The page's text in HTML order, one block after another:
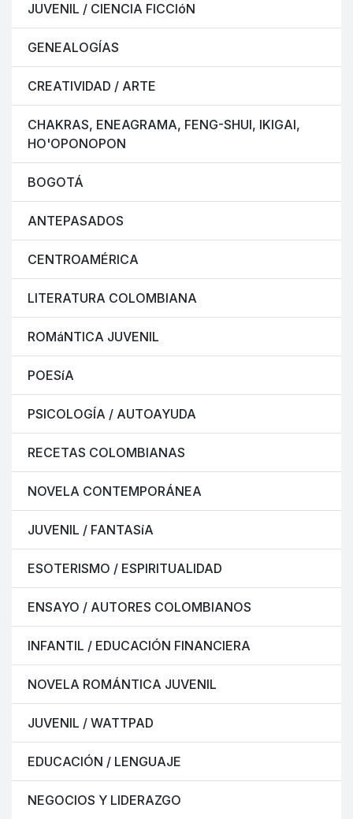
JUVENIL / CIENCIA FICCIóN
GENEALOGÍAS
CREATIVIDAD / ARTE
CHAKRAS, ENEAGRAMA, FENG-SHUI, IKIGAI,
HO'OPONOPON
BOGOTÁ
ANTEPASADOS
CENTROAMÉRICA
LITERATURA COLOMBIANA
ROMáNTICA JUVENIL
POESíA
PSICOLOGÍA / AUTOAYUDA
RECETAS COLOMBIANAS
NOVELA CONTEMPORÁNEA
JUVENIL / FANTASíA
ESOTERISMO / ESPIRITUALIDAD
ENSAYO / AUTORES COLOMBIANOS
INFANTIL / EDUCACIÓN FINANCIERA
NOVELA ROMÁNTICA JUVENIL
JUVENIL / WATTPAD
EDUCACIÓN / LENGUAJE
NEGOCIOS Y LIDERAZGO